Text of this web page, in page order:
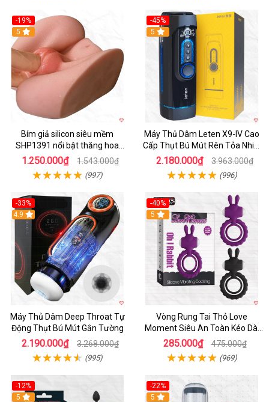
-19%
Hot
5
Bím giả silicon siêu mềm
SHP1391 nổi bật thăng hoa
hoàn hảo
1.250.000₫ 1.543.000₫
(997)
-45%
Hot
5
Máy Thủ Dâm Leten X9-IV Cao
Cấp Thụt Bú Mút Rên Tỏa Nhiệt
Sạc Pin
2.180.000₫ 3.963.000₫
(996)
-33%
Hot
4.9
Máy Thủ Dâm Deep Throat Tự
Động Thụt Bú Mút Gắn Tường
2.190.000₫ 3.268.000₫
(995)
-40%
5
Vòng Rung Tai Thỏ Love
Moment Siêu An Toàn Kéo Dài
Thời Gian
285.000₫ 475.000₫
(969)
-12%
Hot
5
-22%
5